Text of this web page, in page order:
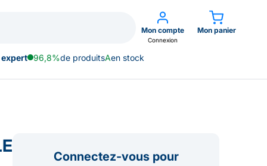
Mon compte
Connexion
Mon panier
96,8%de produitsAen stock
Connectez-vous pour